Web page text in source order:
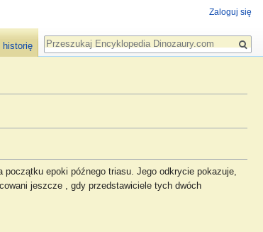
epoki późnego triasu. Jego odkrycie pokazuje,
jeszcze , gdy przedstawiciele tych dwóch
Zaloguj się
historię
Szukaj